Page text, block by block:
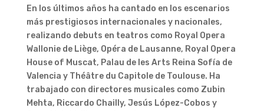
En los últimos años ha cantado en los escenarios
más prestigiosos internacionales y nacionales,
realizando debuts en teatros como Royal Opera
Wallonie de Liège, Opéra de Lausanne, Royal Opera
House of Muscat, Palau de les Arts Reina Sofía de
Valencia y Théâtre du Capitole de Toulouse. Ha
trabajado con directores musicales como Zubin
Mehta, Riccardo Chailly, Jesús López-Cobos y